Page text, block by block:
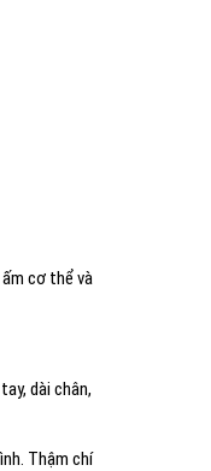
cơ thể và
dài chân,
Thậm chí